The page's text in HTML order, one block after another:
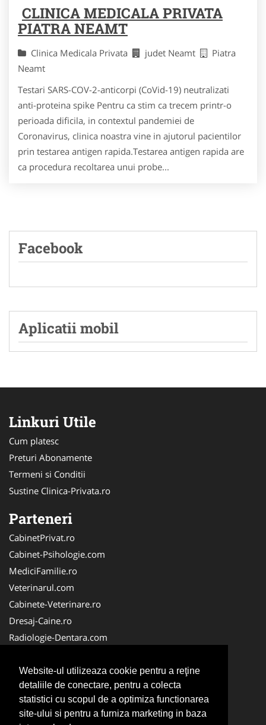
Website-ul utilizeaza cookie pentru a reţine
detaliile de conectare, pentru a colecta
statistici cu scopul de a optimiza functionarea
site-ului si pentru a furniza marketing in baza
CLINICA MEDICALA PRIVATA
PIATRA NEAMT
Clinica Medicala Privata judet Neamt
Piatra
Neamt
Testari SARS-COV-2-anticorpi (CoVid-19) neutralizati
anti-proteina spike Pentru ca stim ca trecem printr-o
perioada dificila, in contextul pandemiei de
Coronavirus, clinica noastra vine in ajutorul pacientilor
prin testarea antigen rapida.Testarea antigen rapida are
ca procedura recoltarea unui probe...
Facebook
Aplicatii mobil
Linkuri Utile
Cum platesc
Preturi Abonamente
Termeni si Conditii
Sustine Clinica-Privata.ro
Parteneri
CabinetPrivat.ro
Cabinet-Psihologie.com
MediciFamilie.ro
Veterinarul.com
Cabinete-Veterinare.ro
Dresaj-Caine.ro
Radiologie-Dentara.com
Cabinet-Individual.ro
Medic-Bun.com
Oftalmologul.ro
Stomatologul.com